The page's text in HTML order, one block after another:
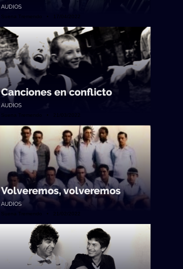
AUDIOS
Suena Tremendo • 17/04/2022
Canciones en conflicto
AUDIOS
Suena Tremendo • 21/03/2022
Volveremos, volveremos
AUDIOS
Suena Tremendo • 21/02/2022